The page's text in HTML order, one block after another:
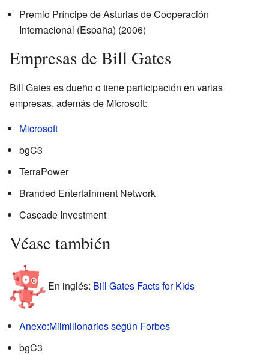
Premio Príncipe de Asturias de Cooperación
Internacional (España) (2006)
Empresas de Bill Gates
Bill Gates es dueño o tiene participación en varias
empresas, además de Microsoft:
Microsoft
bgC3
TerraPower
Branded Entertainment Network
Cascade Investment
Véase también
En inglés: Bill Gates Facts for Kids
Anexo:Milmillonarios según Forbes
bgC3